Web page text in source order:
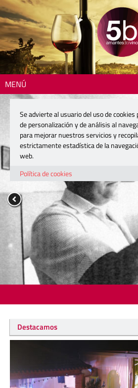
MENÚ
Destacamos
Se advierte al usuario del uso de
de personalización y de análisis al
para mejorar nuestros servicios y
estrictamente estadística de la
web.
Política de cookies